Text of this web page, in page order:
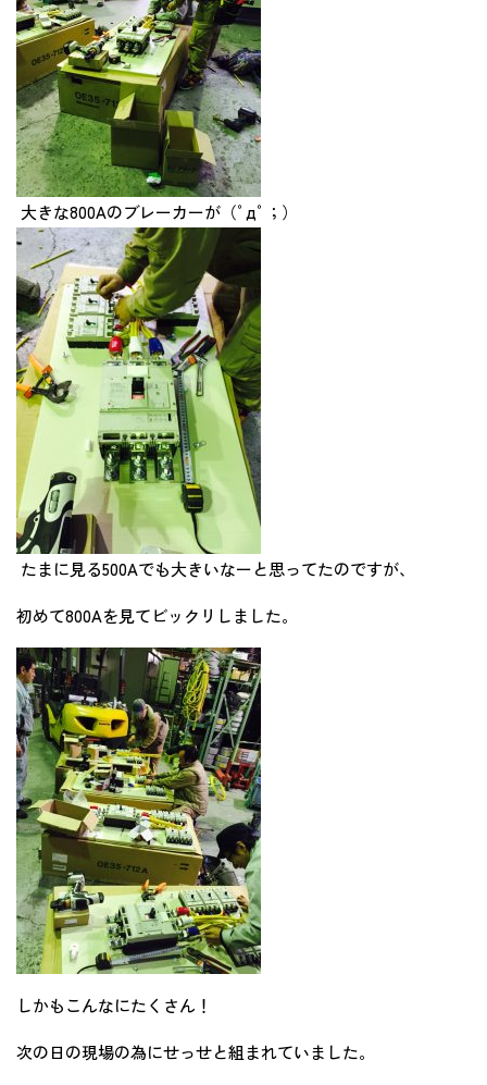
大きな800Aのブレーカーが（ﾟдﾟ；）
たまに見る500Aでも大きいなーと思ってたのですが、
初めて800Aを見てビックリしました。
しかもこんなにたくさん！
次の日の現場の為にせっせと組まれていました。